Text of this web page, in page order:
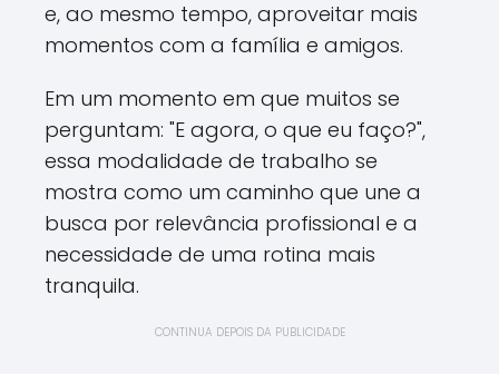
e, ao mesmo tempo, aproveitar mais
momentos com a família e amigos.
Em um momento em que muitos se
perguntam: "E agora, o que eu faço?",
essa modalidade de trabalho se
mostra como um caminho que une a
busca por relevância profissional e a
necessidade de uma rotina mais
tranquila.
CONTINUA DEPOIS DA PUBLICIDADE